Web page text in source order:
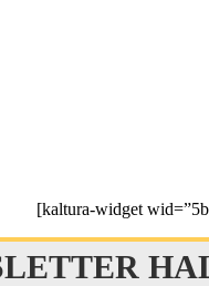
[kaltura-widget